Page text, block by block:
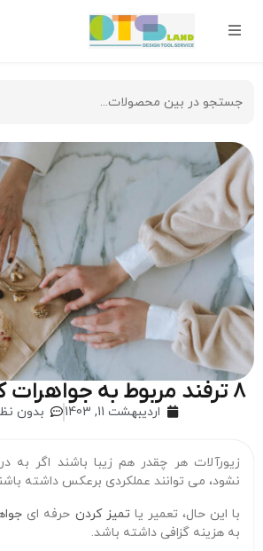
۸ ترفند مربوط به جواهرات که باید بدانید
اردیبهشت 11, 1403 بدون
زیورآلات هر چقدر هم زیبا باشند اگر به
نشود، می توانند عملکردی برعکس داشته
با این حال، تعمیر یا تمیز کردن حرفه ای
به هزینه گزافی داشته باشد.